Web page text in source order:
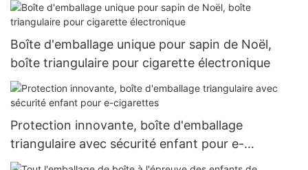
Boîte d'emballage unique pour sapin de Noël,
boîte triangulaire pour cigarette électronique
Protection innovante, boîte d'emballage
triangulaire avec sécurité enfant pour e-
cigarettes